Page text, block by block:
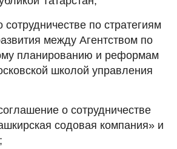
по стратегиям
между Агентством по
планированию и реформам
школой управления
о сотрудничестве
содовая компания» и